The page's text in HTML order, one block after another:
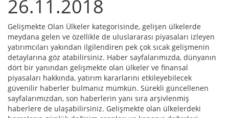
26.11.2018
Gelişmekte Olan Ülkeler kategorisinde, gelişen ülkelerde
meydana gelen ve özellikle de uluslararası piyasaları izleyen
yatırımcıları yakından ilgilendiren pek çok sıcak gelişmenin
detaylarına göz atabilirsiniz. Haber sayfalarımızda, dünyanın
dört bir yanından gelişmekte olan ülkeler ve finansal
piyasaları hakkında, yatırım kararlarını etkileyebilecek
güvenilir haberler bulmanız mümkün. Sürekli güncellenen
sayfalarımızdan, son haberlerin yanı sıra arşivlenmiş
haberlere de ulaşabilirsiniz. Gelişmekte olan ülkelerdeki